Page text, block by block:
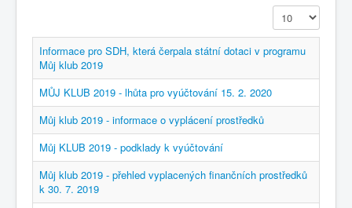
Zobrazit
Informace pro SDH, která čerpala státní dotaci v programu
Můj klub 2019
MŮJ KLUB 2019 - lhůta pro vyúčtování 15. 2. 2020
Můj klub 2019 - informace o vyplácení prostředků
Můj KLUB 2019 - podklady k vyúčtování
Můj klub 2019 - přehled vyplacených finančních prostředků
k 30. 7. 2019